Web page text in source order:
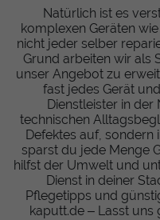
Natürlich ist es
komplexen Geräten
nicht jeder selber
Grund arbeiten wir als
unser Angebot zu
fast jedes Gerät
Dienstleister in der
technischen
Defektes auf, sondern
sparst du jede Menge
hilfst der Umwelt und
Dienst in deiner
Pflegetipps und
kaputt.de – Lasst